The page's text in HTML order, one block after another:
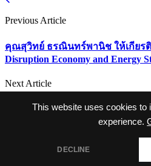
This website uses cookies to
experience.
DECLINE
Previous Article
คุณสุวิทย์ ธรณินทร์พานิช ให้เกียรติ
Disruption Economy and Energy
Next Article
ประชุมหารือ Re – using Battery
Copyright © 2026 กลุ่มอุตสา